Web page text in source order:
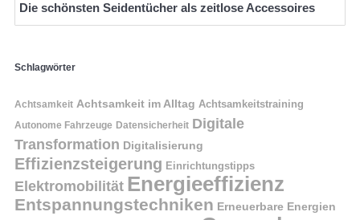
Die schönsten Seidentücher als zeitlose Accessoires
Schlagwörter
Achtsamkeit Achtsamkeit im Alltag Achtsamkeitstraining
Autonome Fahrzeuge Datensicherheit Digitale
Transformation Digitalisierung
Effizienzsteigerung Einrichtungstipps
Elektromobilität Energieeffizienz
Entspannungstechniken Erneuerbare Energien